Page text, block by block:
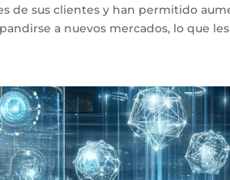
de sus clientes y han permitido
a nuevos mercados, lo que les